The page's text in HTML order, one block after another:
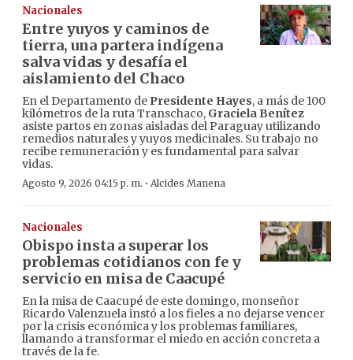
Nacionales
Entre yuyos y caminos de
tierra, una partera indígena
salva vidas y desafía el
aislamiento del Chaco
En el Departamento de Presidente Hayes, a más de 100
kilómetros de la ruta Transchaco, Graciela Benítez
asiste partos en zonas aisladas del Paraguay utilizando
remedios naturales y yuyos medicinales. Su trabajo no
recibe remuneración y es fundamental para salvar
vidas.
Agosto 9, 2026 04:15 p. m. · Alcides Manena
Nacionales
Obispo insta a superar los
problemas cotidianos con fe y
servicio en misa de Caacupé
En la misa de Caacupé de este domingo, monseñor
Ricardo Valenzuela instó a los fieles a no dejarse vencer
por la crisis económica y los problemas familiares,
llamando a transformar el miedo en acción concreta a
través de la fe.